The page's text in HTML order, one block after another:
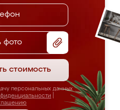
фото
стоимость
персональных данных